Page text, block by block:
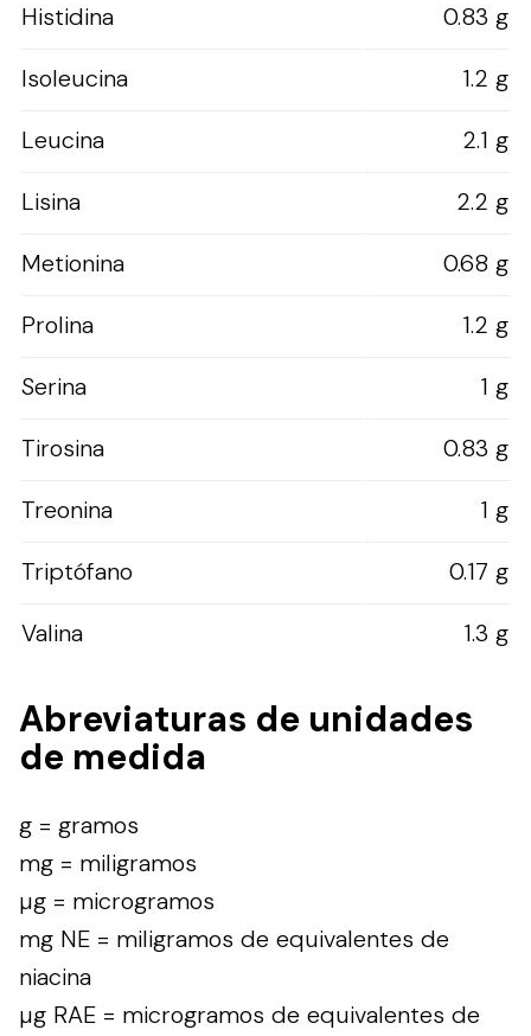
Histidina
0.83 g
Isoleucina
1.2 g
Leucina
2.1 g
Lisina
2.2 g
Metionina
0.68 g
Prolina
1.2 g
Serina
1 g
Tirosina
0.83 g
Treonina
1 g
Triptófano
0.17 g
Valina
1.3 g
Abreviaturas de unidades
de medida
g = gramos
mg = miligramos
µg = microgramos
mg NE = miligramos de equivalentes de
niacina
µg RAE = microgramos de equivalentes de